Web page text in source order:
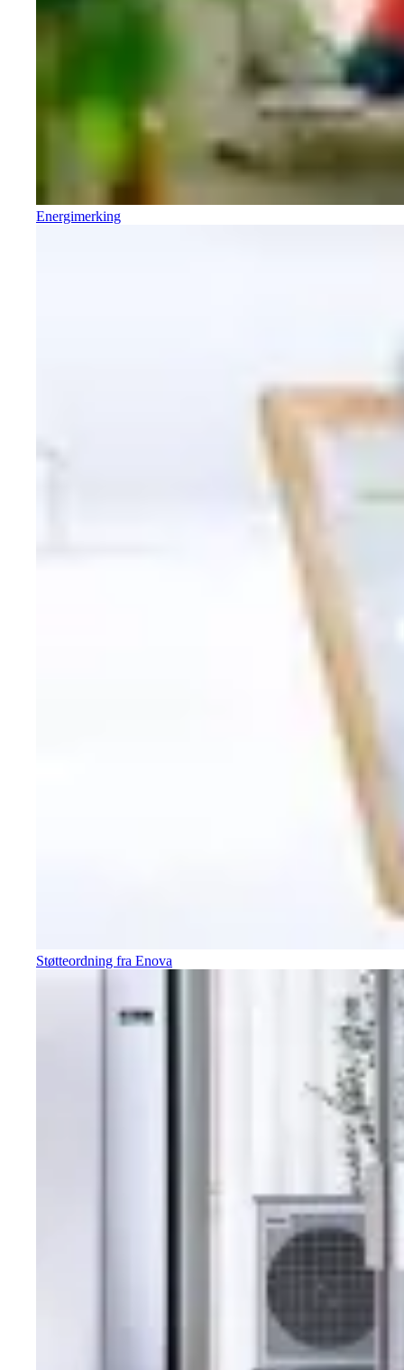
Energimerking
Støtteordning fra Enova